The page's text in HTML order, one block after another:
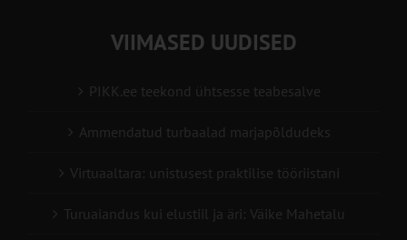
VIIMASED UUDISED
PIKK.ee teekond ühtsesse teabesalve
Ammendatud turbaalad marjapõldudeks
Virtuaaltara: unistusest praktilise tööriistani
Turuaiandus kui elustiil ja äri: Väike Mahetalu